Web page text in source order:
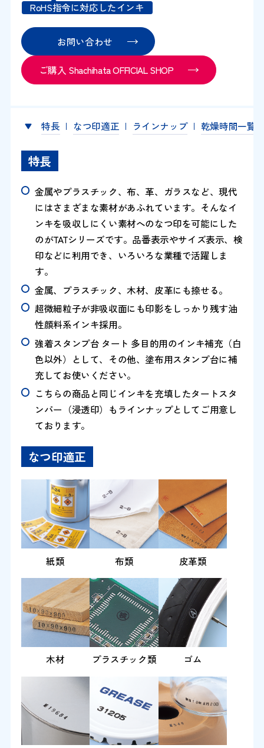
RoHS指令に対応したインキ
お問い合わせ
ご購入 Shachihata OFFICIAL SHOP
特長 なつ印適正 ラインナップ 乾燥時間一覧
特長
金属やプラスチック、布、革、ガラスなど、現代
にはさまざまな素材があふれています。そんなイ
ンキを吸収しにくい素材へのなつ印を可能にした
のがTATシリーズです。品番表示やサイズ表示、検
印などに利用でき、いろいろな業種で活躍しま
す。
金属、プラスチック、木材、皮革にも捺せる。
超微細粒子が非吸収面にも印影をしっかり残す油
性顔料系インキ採用。
強着スタンプ台 タート 多目的用のインキ補充（白
色以外）として、その他、塗布用スタンプ台に補
充してお使いください。
こちらの商品と同じインキを充填したタートスタ
ンパー（浸透印）もラインナップとしてご用意し
ております。
なつ印適正
紙類 布類 皮革類
木材 プラスチック類 ゴム